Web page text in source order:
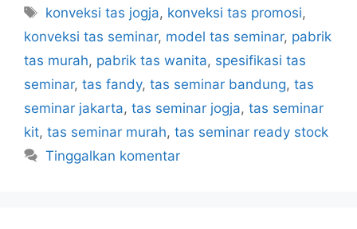
Tag
konveksi tas jogja, konveksi tas promosi,
konveksi tas seminar, model tas seminar, pabrik
tas murah, pabrik tas wanita, spesifikasi tas
seminar, tas fandy, tas seminar bandung, tas
seminar jakarta, tas seminar jogja, tas seminar
kit, tas seminar murah, tas seminar ready stock
Tinggalkan komentar